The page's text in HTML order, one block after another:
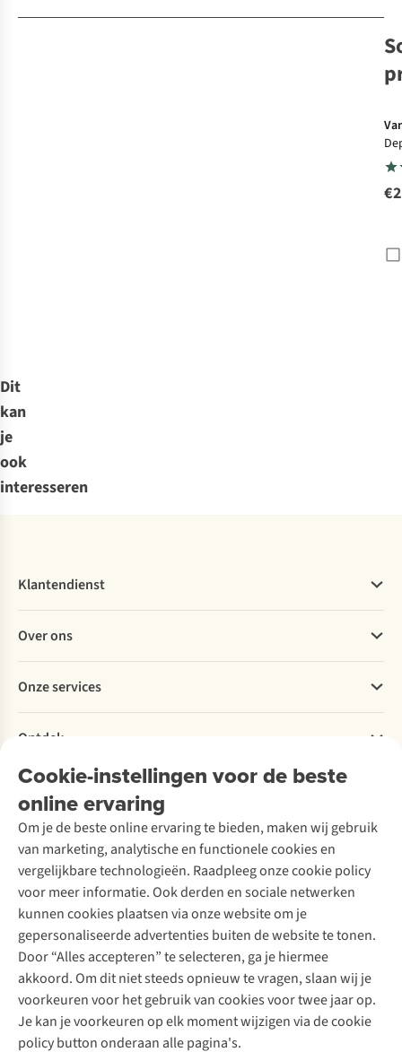
Dit
kan
je
ook
interesseren
Cookie-instellingen voor de beste
online ervaring
Om je de beste online ervaring te bieden, maken wij gebruik
van marketing, analytische en functionele cookies en
vergelijkbare technologieën. Raadpleeg onze cookie policy
voor meer informatie. Ook derden en sociale netwerken
kunnen cookies plaatsen via onze website om je
gepersonaliseerde advertenties buiten de website te tonen.
Door “Alles accepteren” te selecteren, ga je hiermee
akkoord. Om dit niet steeds opnieuw te vragen, slaan wij je
voorkeuren voor het gebruik van cookies voor twee jaar op.
Je kan je voorkeuren op elk moment wijzigen via de cookie
policy button onderaan alle pagina's.
Klantendienst
Bestellen
Betalen
Levering
Retourneren
Bestelling herroepen
Garantie
Contact
Over ons
Explore More
Verantwoord ondernemen
Over Ayacucho
Onze winkels
Over A.S.Adventure
Toegankelijkheidsverklaring
Onze services
Ski-onderhoud
Wasservice
Schoenonderhoud
Schoenherstelling
Kledingherstelling
Retouches
Voor bedrijven
Ontdek
A.S.Magazine
Podcast
Explore Academy
Explore Camp
Gear Check
Inspiratie & advies
Meld je aan voor de nieuwsbrief
Follow us
Disclaimer Privacy Policy
Algemene voorwaarden